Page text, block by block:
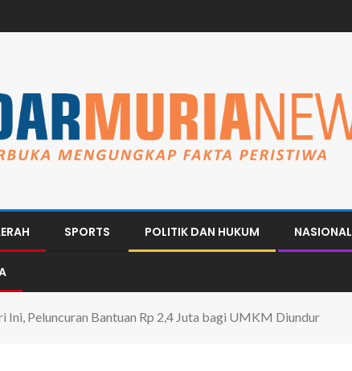
SPORTS POLITIK DAN HUKUM NASIONAL
Ini, Peluncuran Bantuan Rp 2,4 Juta bagi UMKM Diundur